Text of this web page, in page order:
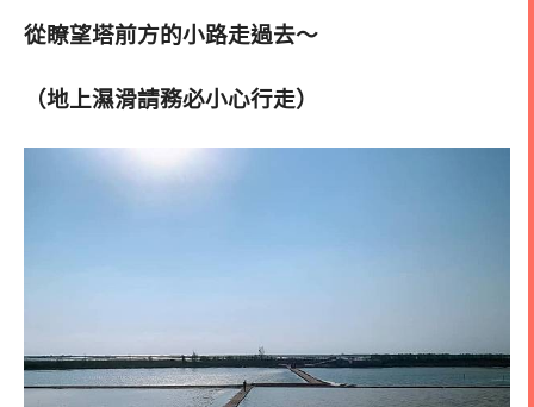
從瞭望塔前方的小路走過去～
（地上濕滑請務必小心行走）